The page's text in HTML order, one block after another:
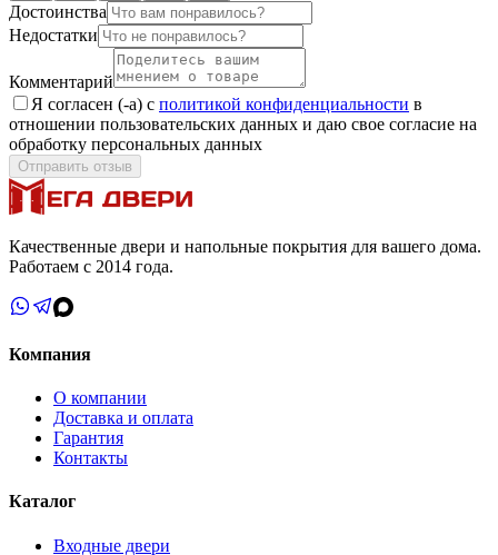
Достоинства
Недостатки
Комментарий
Я согласен (-а) с политикой конфиденциальности в
отношении пользовательских данных и даю свое согласие на
обработку персональных данных
Отправить отзыв
Качественные двери и напольные покрытия для вашего дома.
Работаем с 2014 года.
Компания
О компании
Доставка и оплата
Гарантия
Контакты
Каталог
Входные двери